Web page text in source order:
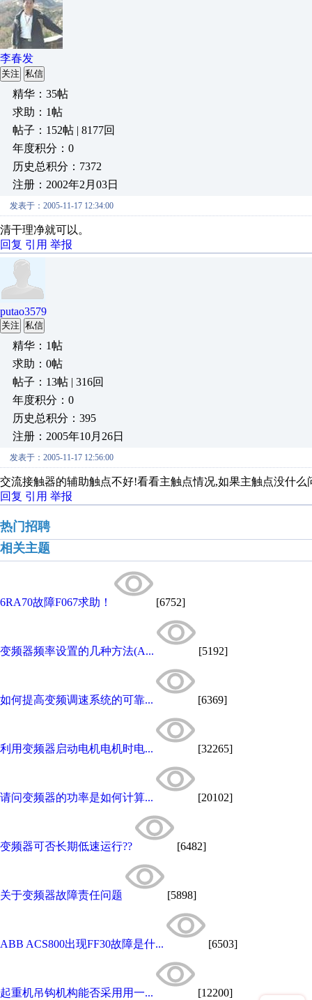
李春发
关注 私信
精华：35帖
求助：1帖
帖子：152帖 | 8177回
年度积分：0
历史总积分：7372
注册：2002年2月03日
发表于：2005-11-17 12:34:00
清干理净就可以。
回复 引用 举报
putao3579
关注 私信
精华：1帖
求助：0帖
帖子：13帖 | 316回
年度积分：0
历史总积分：395
注册：2005年10月26日
发表于：2005-11-17 12:56:00
交流接触器的辅助触点不好!看看主触点情况,如果主触点没什
回复 引用 举报
热门招聘
相关主题
6RA70故障F067求助！ [6752]
变频器频率设置的几种方法(A... [5192]
如何提高变频调速系统的可靠... [6369]
利用变频器启动电机电机时电... [32265]
请问变频器的功率是如何计算... [20102]
变频器可否长期低速运行?? [6482]
关于变频器故障责任问题 [5898]
ABB ACS800出现FF30故障是什... [6503]
起重机吊钩机构能否采用用一... [12200]